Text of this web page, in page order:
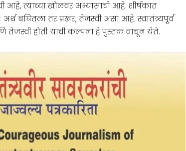
आहे, त्याच्या खोलवर अभ्यासाची आहे. शीर्षकात
बघितला तर प्रखर, तेजस्वी असा आहे. स्वातंत्र्यपूर्व
तेजस्वी होती याची कल्पना हे पुस्तक वाचून येते.